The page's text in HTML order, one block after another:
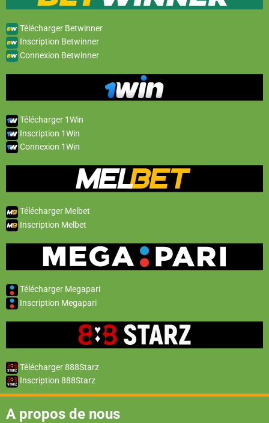
Télécharger Betwinner
Inscription Betwinner
Connexion Betwinner
Télécharger 1Win
Inscription 1Win
Connexion 1Win
Télécharger Melbet
Inscription Melbet
Télécharger Megapari
Inscription Megapari
Télécharger 888Starz
Inscription 888Starz
A propos de nous